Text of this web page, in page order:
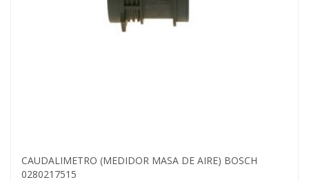
CAUDALIMETRO (MEDIDOR MASA DE AIRE) BOSCH
0280217515